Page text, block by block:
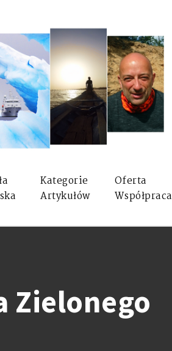
Kategorie
Artykułów
Oferta
Współpraca
Zielonego